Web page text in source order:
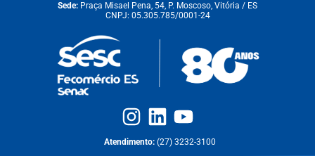
Sede: Praça Misael Pena, 54, P. Moscoso, Vitória / ES
CNPJ: 05.305.785/0001-24
Atendimento: (27) 3232-3100